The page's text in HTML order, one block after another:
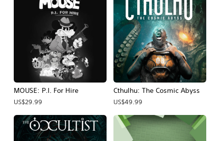
MOUSE: P.I. For Hire
US$29.99
Cthulhu: The Cosmic Abyss
US$49.99